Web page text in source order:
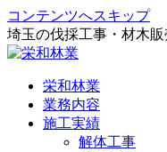
コンテンツへスキップ
埼玉の伐採工事・材木販
栄和林業
業務内容
施工実績
解体工事